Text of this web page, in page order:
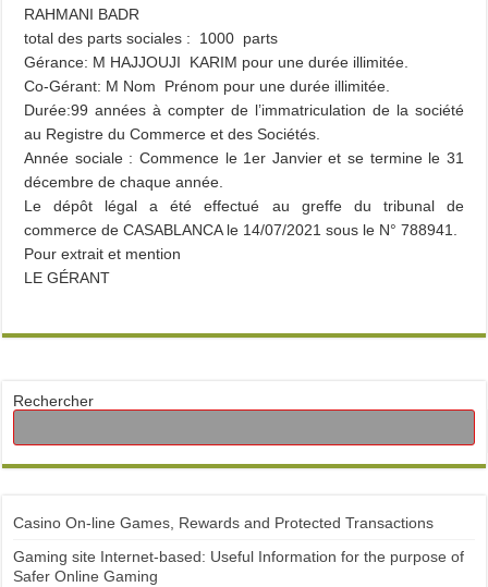
RAHMANI BADR
total des parts sociales : 1000 parts
Gérance: M HAJJOUJI KARIM pour une durée illimitée.
Co-Gérant: M Nom Prénom pour une durée illimitée.
Durée:99 années à compter de l’immatriculation de la société
au Registre du Commerce et des Sociétés.
Année sociale : Commence le 1er Janvier et se termine le 31
décembre de chaque année.
Le dépôt légal a été effectué au greffe du tribunal de
commerce de CASABLANCA le 14/07/2021 sous le N° 788941.
Pour extrait et mention
LE GÉRANT
Rechercher
Casino On-line Games, Rewards and Protected Transactions
Gaming site Internet-based: Useful Information for the purpose of
Safer Online Gaming